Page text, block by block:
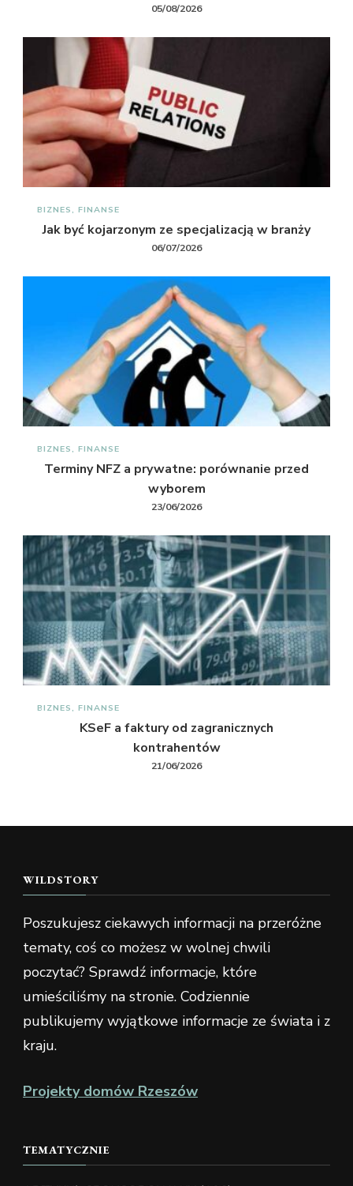
05/08/2026
BIZNES, FINANSE
Jak być kojarzonym ze specjalizacją w branży
06/07/2026
BIZNES, FINANSE
Terminy NFZ a prywatne: porównanie przed
wyborem
23/06/2026
BIZNES, FINANSE
KSeF a faktury od zagranicznych
kontrahentów
21/06/2026
WILDSTORY
Poszukujesz ciekawych informacji na przeróżne
tematy, coś co możesz w wolnej chwili
poczytać? Sprawdź informacje, które
umieściliśmy na stronie. Codziennie
publikujemy wyjątkowe informacje ze świata i z
kraju.
Projekty domów Rzeszów
TEMATYCZNIE